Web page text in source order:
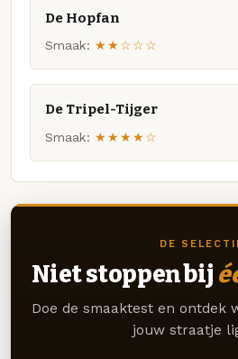
De Hopfan
Smaak: ★★☆☆☆
De Tripel-Tijger
Smaak: ★★★★☆
DE
Niet stoppen bij
Doe de smaaktest en ontdek
jouw straatje